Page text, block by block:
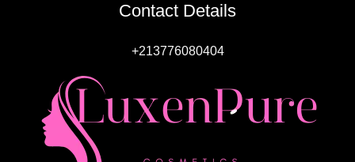
Contact Details
+213776080404